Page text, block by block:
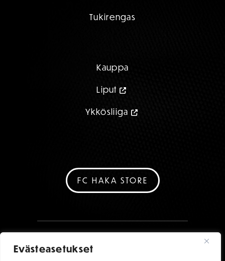
Evästeasetukset
Tukirengas
Kauppa
Liput
Ykkösliiga
FC HAKA STORE